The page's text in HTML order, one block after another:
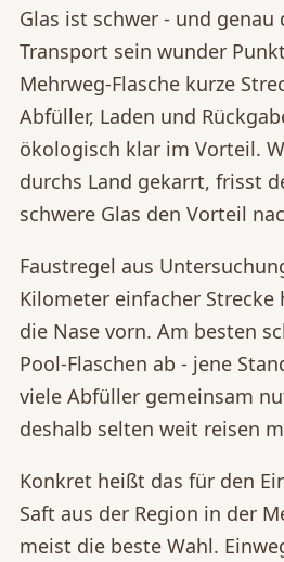
Glas ist schwer - und genau
Transport sein wunder
Mehrweg-Flasche kurze
Abfüller, Laden und
ökologisch klar im Vorteil.
durchs Land gekarrt, frisst
schwere Glas den Vorteil
Faustregel aus
Kilometer einfacher
die Nase vorn. Am besten
Pool-Flaschen ab - jene
viele Abfüller gemeinsam
deshalb selten weit reisen
Konkret heißt das für den
Saft aus der Region in der
meist die beste Wahl.